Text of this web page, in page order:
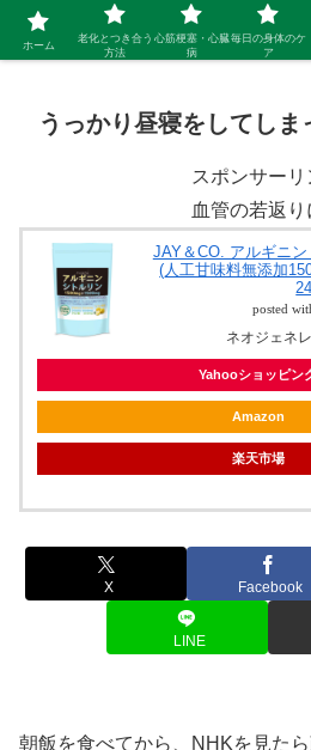
シニア 新しい人生を開
うっかり昼寝をしてしま
スポンサーリ
血管の若返り
JAY＆CO. アルギニ
(人工甘味料無添加
posted
ネオジェネ
Yahooショッピン
Amazon
楽天市場
X Facebook
LINE
朝飯を食べてから、NHKを見た
ホーム
老化とつき合う
方法
心筋梗塞・心臓
病
毎日の身体のケ
ア